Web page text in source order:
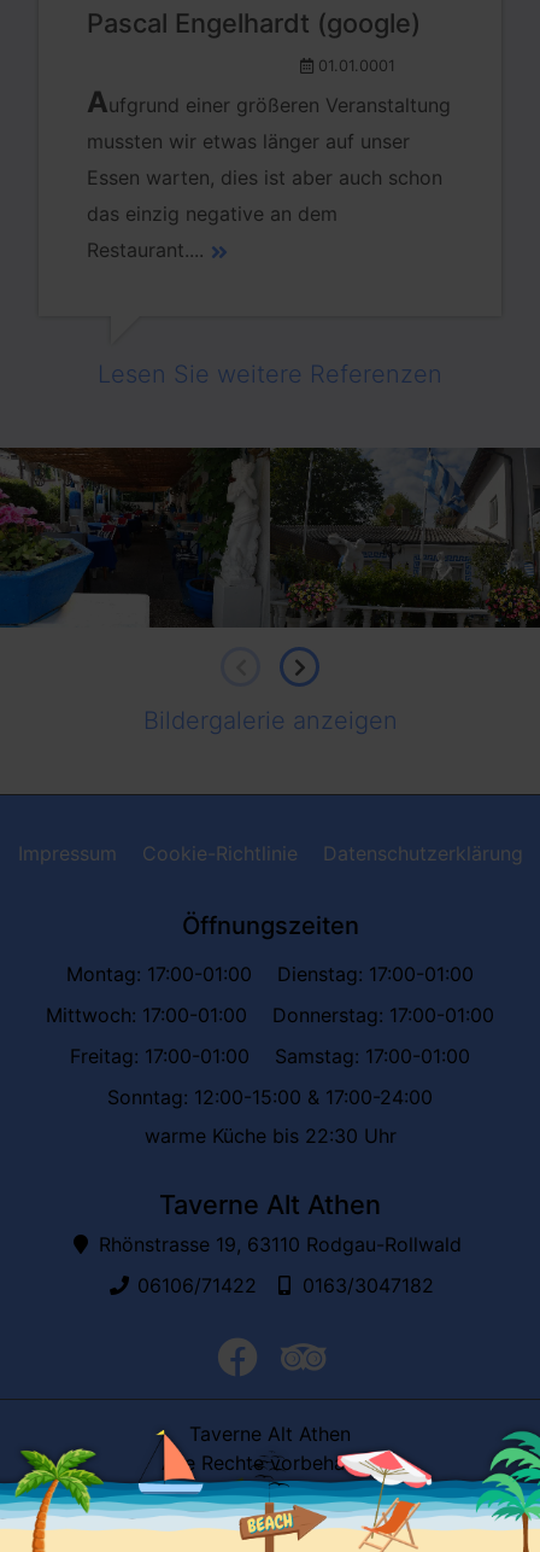
Pascal Engelhardt (google)
01.01.0001
Aufgrund einer größeren Veranstaltung
mussten wir etwas länger auf unser
Essen warten, dies ist aber auch schon
das einzig negative an dem
Restaurant....
Lesen Sie weitere Referenzen
Bildergalerie anzeigen
Impressum Cookie-Richtlinie Datenschutzerklärung
Öffnungszeiten
Montag: 17:00-01:00
Dienstag: 17:00-01:00
Mittwoch: 17:00-01:00
Donnerstag: 17:00-01:00
Freitag: 17:00-01:00
Samstag: 17:00-01:00
Sonntag: 12:00-15:00 & 17:00-24:00
warme Küche bis 22:30 Uhr
Taverne Alt Athen
Rhönstrasse 19, 63110 Rodgau-Rollwald
06106/71422
0163/3047182
facebooktrip advisor
Taverne Alt Athen
Alle Rechte vorbehalten